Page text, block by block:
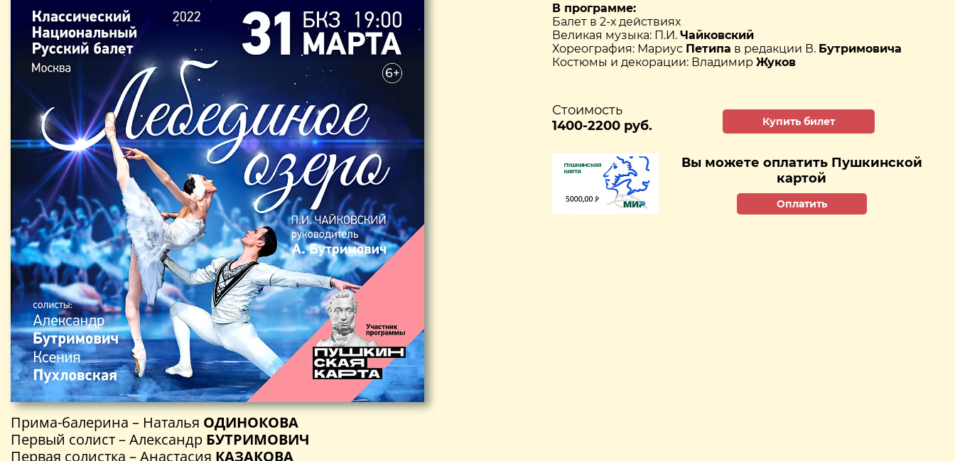
В программе:
Балет в 2-х действиях
Великая музыка: П.И. Чайковский
Хореография: Мариус Петипа в редакции В. Бутримовича
Костюмы и декорации: Владимир Жуков
Стоимость
1400-2200 руб.
Купить билет
Вы можете оплатить Пушкинской
картой
Оплатить
Прима-балерина – Наталья ОДИНОКОВА
Первый солист – Александр БУТРИМОВИЧ
Первая солистка – Анастасия КАЗАКОВА